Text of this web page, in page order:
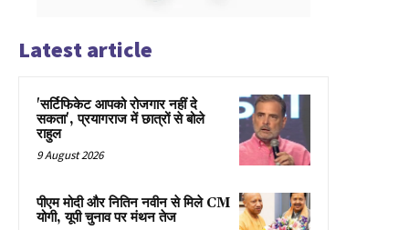
Latest article
'सर्टिफिकेट आपको रोजगार नहीं दे
सकता', प्रयागराज में छात्रों से बोले
राहुल
9 August 2026
पीएम मोदी और नितिन नवीन से मिले CM
योगी, यूपी चुनाव पर मंथन तेज